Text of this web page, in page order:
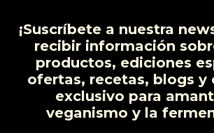
¡Suscríbete a nuestra
recibir información
productos, ediciones
ofertas, recetas, blogs y
exclusivo para
veganismo y la